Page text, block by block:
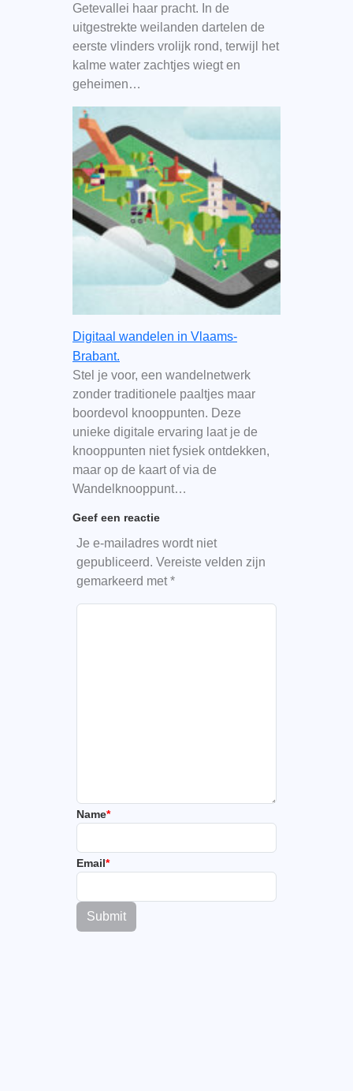
Getevallei haar pracht. In de
uitgestrekte weilanden dartelen de
eerste vlinders vrolijk rond, terwijl het
kalme water zachtjes wiegt en
geheimen…
Digitaal wandelen in Vlaams-
Brabant.
Stel je voor, een wandelnetwerk
zonder traditionele paaltjes maar
boordevol knooppunten. Deze
unieke digitale ervaring laat je de
knooppunten niet fysiek ontdekken,
maar op de kaart of via de
Wandelknooppunt…
Geef een reactie
Je e-mailadres wordt niet
gepubliceerd. Vereiste velden zijn
gemarkeerd met*
Name*
Email*